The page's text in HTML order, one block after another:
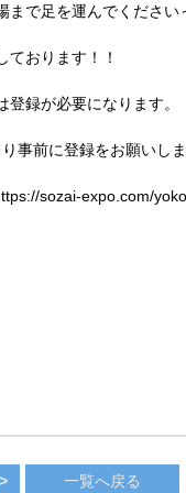
まで足を運んでください
ております！！
登録が必要になります。
事前に登録をお願いしま
sozai-expo.com/
> 一覧へ戻る